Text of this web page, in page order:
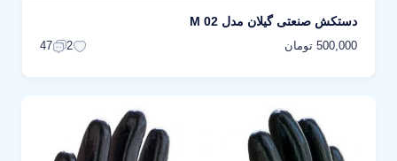
دستکش صنعتی گیلان مدل M 02
500,000 تومان 2
47